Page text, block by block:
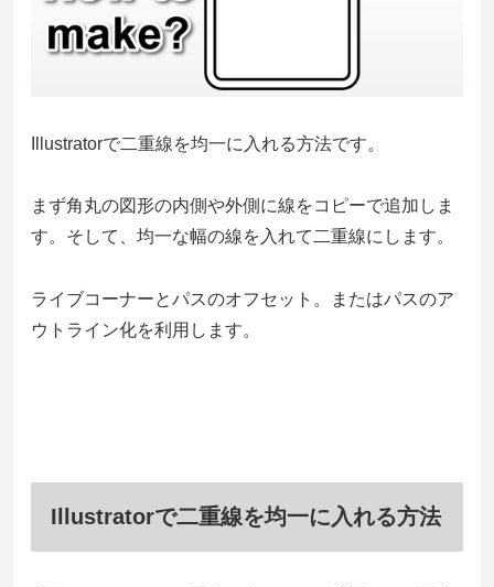
Illustratorで二重線を均一に入れる方法です。
まず角丸の図形の内側や外側に線をコピーで追加しま
す。そして、均一な幅の線を入れて二重線にします。
ライブコーナーとパスのオフセット。またはパスのア
ウトライン化を利用します。
Illustratorで二重線を均一に入れる方法